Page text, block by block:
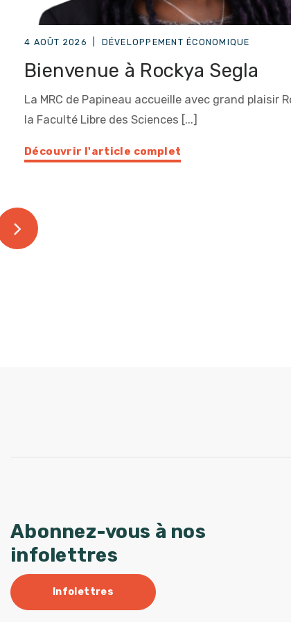
4 AOÛT 2026 DÉVELOPPEMENT ÉCONOMIQUE
Bienvenue à Rockya Segla
La MRC de Papineau accueille avec grand plaisir
la Faculté Libre des Sciences [...]
Découvrir l'article complet
Abonnez-vous à nos
infolettres
Infolettres